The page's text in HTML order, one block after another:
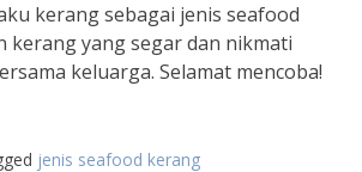
kerang sebagai jenis seafood
kerang yang segar dan nikmati
keluarga. Selamat mencoba!
jenis seafood kerang